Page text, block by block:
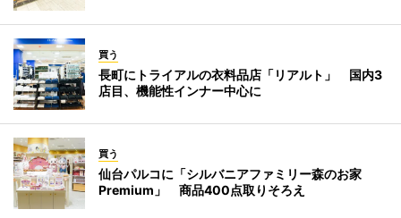
買う
長町にトライアルの衣料品店「リアルト」 国内3
店目、機能性インナー中心に
買う
仙台パルコに「シルバニアファミリー森のお家
Premium」 商品400点取りそろえ